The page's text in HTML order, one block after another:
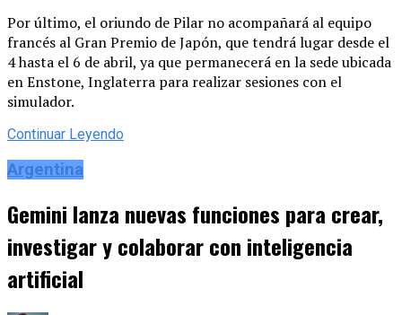
Por último, el oriundo de Pilar no acompañará al equipo
francés al Gran Premio de Japón, que tendrá lugar desde el
4 hasta el 6 de abril, ya que permanecerá en la sede ubicada
en Enstone, Inglaterra para realizar sesiones con el
simulador.
Continuar Leyendo
Argentina
Gemini lanza nuevas funciones para crear,
investigar y colaborar con inteligencia
artificial